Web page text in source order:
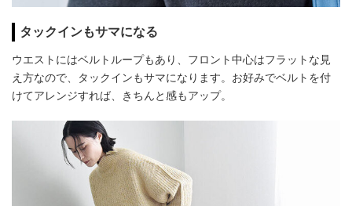
タックインもサマになる
ウエストにはベルトループもあり、フロント中心はフラットな見
え方なので、タックインもサマになります。お好みでベルトを付
けてアレンジすれば、きちんと感もアップ。